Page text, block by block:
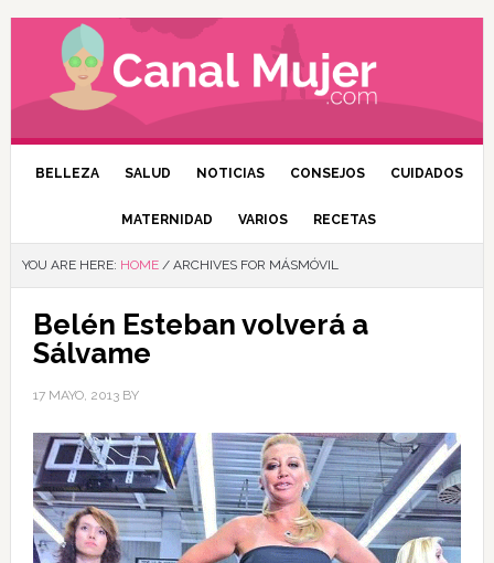
BELLEZA SALUD NOTICIAS CONSEJOS CUIDADOS
MATERNIDAD VARIOS RECETAS
YOU ARE HERE: HOME /ARCHIVES FOR MÁSMÓVIL
Belén Esteban volverá a
Sálvame
17 MAYO, 2013BY